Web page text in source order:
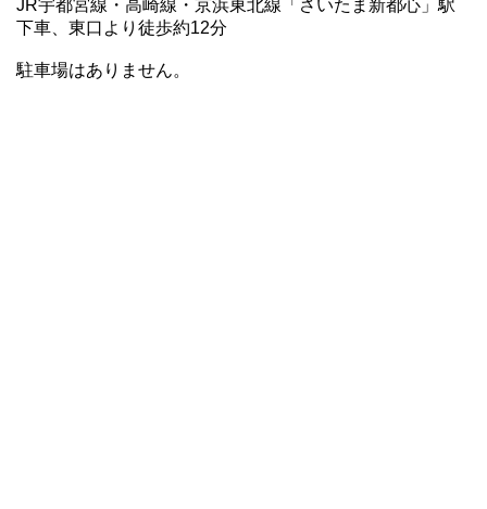
JR宇都宮線・高崎線・京浜東北線「さいたま新都心」駅
下車、東口より徒歩約12分
駐車場はありません。